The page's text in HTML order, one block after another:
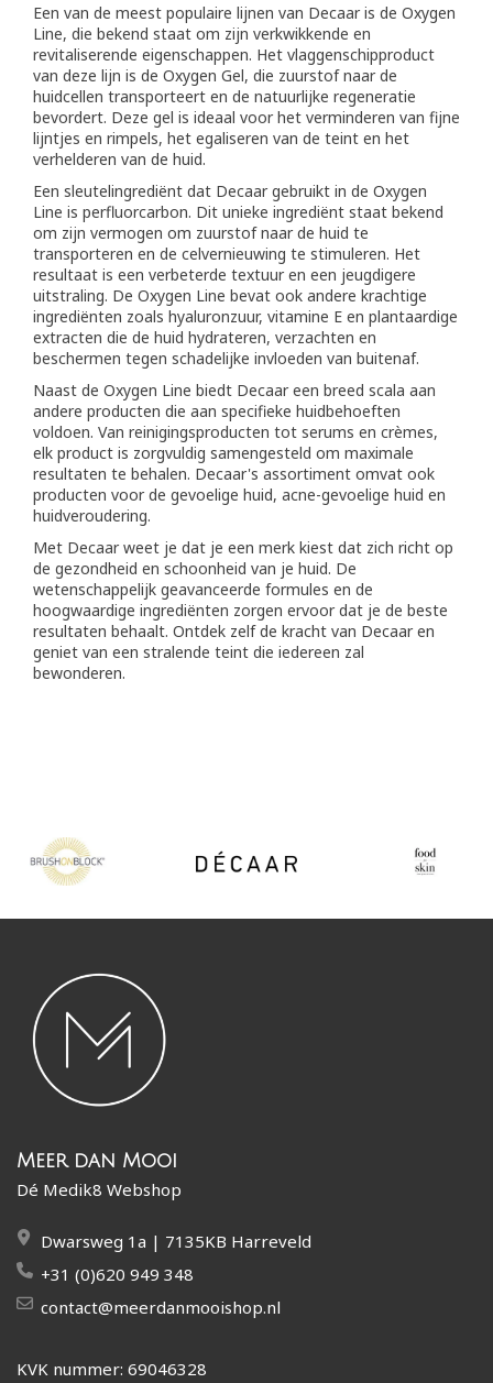
Een van de meest populaire lijnen van Decaar is de Oxygen
Line, die bekend staat om zijn verkwikkende en
revitaliserende eigenschappen. Het vlaggenschipproduct
van deze lijn is de Oxygen Gel, die zuurstof naar de
huidcellen transporteert en de natuurlijke regeneratie
bevordert. Deze gel is ideaal voor het verminderen van fijne
lijntjes en rimpels, het egaliseren van de teint en het
verhelderen van de huid.
Een sleutelingrediënt dat Decaar gebruikt in de Oxygen
Line is perfluorcarbon. Dit unieke ingrediënt staat bekend
om zijn vermogen om zuurstof naar de huid te
transporteren en de celvernieuwing te stimuleren. Het
resultaat is een verbeterde textuur en een jeugdigere
uitstraling. De Oxygen Line bevat ook andere krachtige
ingrediënten zoals hyaluronzuur, vitamine E en plantaardige
extracten die de huid hydrateren, verzachten en
beschermen tegen schadelijke invloeden van buitenaf.
Naast de Oxygen Line biedt Decaar een breed scala aan
andere producten die aan specifieke huidbehoeften
voldoen. Van reinigingsproducten tot serums en crèmes,
elk product is zorgvuldig samengesteld om maximale
resultaten te behalen. Decaar's assortiment omvat ook
producten voor de gevoelige huid, acne-gevoelige huid en
huidveroudering.
Met Decaar weet je dat je een merk kiest dat zich richt op
de gezondheid en schoonheid van je huid. De
wetenschappelijk geavanceerde formules en de
hoogwaardige ingrediënten zorgen ervoor dat je de beste
resultaten behaalt. Ontdek zelf de kracht van Decaar en
geniet van een stralende teint die iedereen zal
bewonderen.
Meer dan Mooi
Dé Medik8 Webshop
Dwarsweg 1a | 7135KB Harreveld
+31 (0)620 949 348
contact@meerdanmooishop.nl
KVK nummer: 69046328